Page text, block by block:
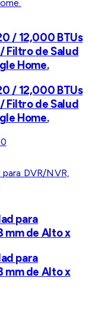
/ 12,000 BTUs
Filtro de Salud
Home.
/ 12,000 BTUs
Filtro de Salud
Home.
para
mm de Alto x
para
mm de Alto x